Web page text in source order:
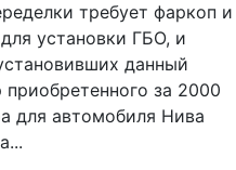
требует фаркоп и
установки ГБО, и
данный
за 2000
для автомобиля Нива